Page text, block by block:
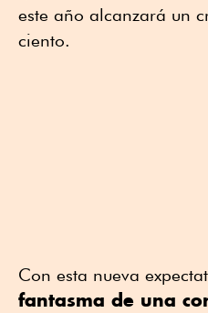
este año alcanzará un
ciento.
Con esta nueva
fantasma de una